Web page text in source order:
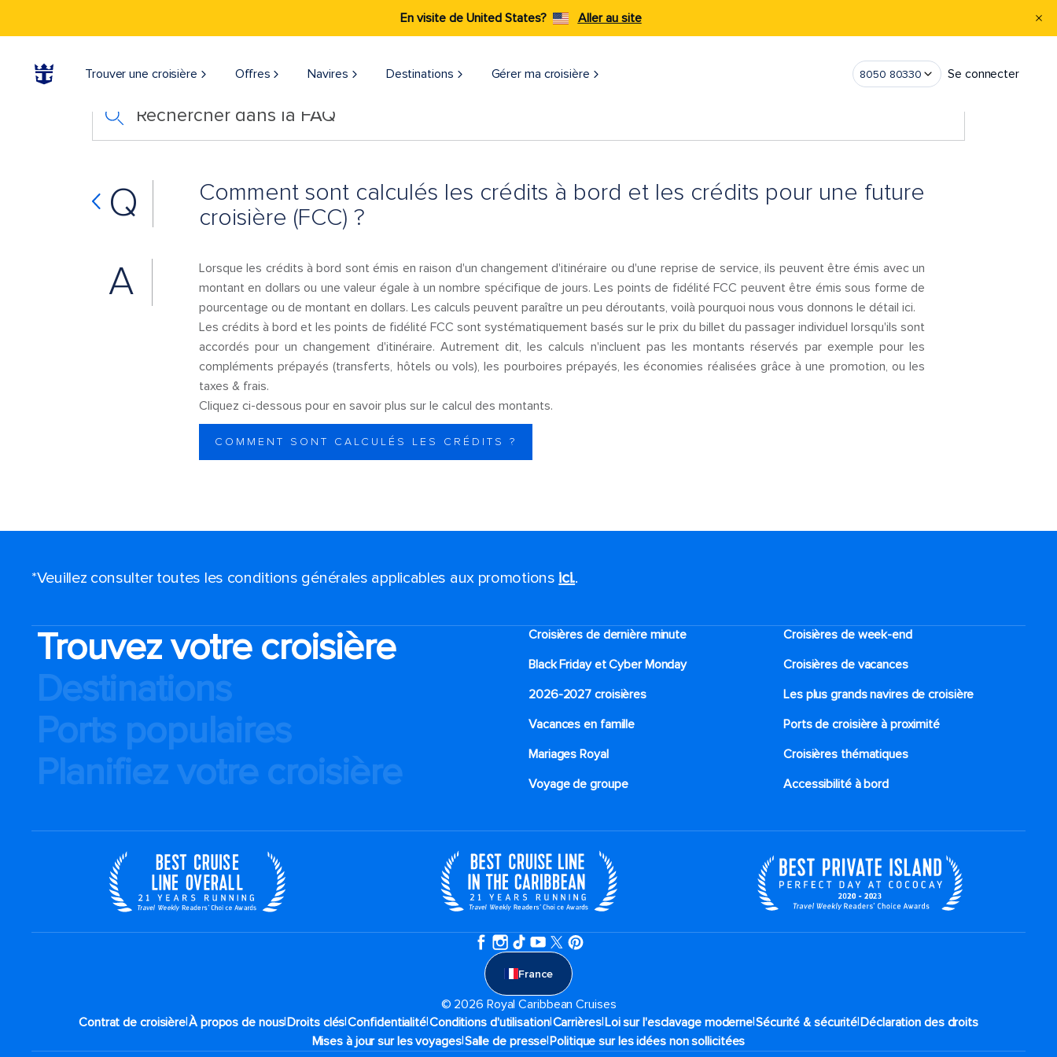
En visite de United States? Aller au site
Trouver une croisière Offres Navires Destinations Gérer ma croisière 8050 80330 Se connecter
Rechercher dans la FAQ
Q
Comment sont calculés les crédits à bord et les crédits pour une future
croisière (FCC) ?
A
Lorsque les crédits à bord sont émis en raison d'un changement d'itinéraire ou d'une reprise de service, ils peuvent être émis avec un
montant en dollars ou une valeur égale à un nombre spécifique de jours. Les points de fidélité FCC peuvent être émis sous forme de
pourcentage ou de montant en dollars. Les calculs peuvent paraître un peu déroutants, voilà pourquoi nous vous donnons le détail ici.
Les crédits à bord et les points de fidélité FCC sont systématiquement basés sur le prix du billet du passager individuel lorsqu'ils sont
accordés pour un changement d'itinéraire. Autrement dit, les calculs n'incluent pas les montants réservés par exemple pour les
compléments prépayés (transferts, hôtels ou vols), les pourboires prépayés, les économies réalisées grâce à une promotion, ou les
taxes & frais.
Cliquez ci-dessous pour en savoir plus sur le calcul des montants.
COMMENT SONT CALCULÉS LES CRÉDITS ?
*Veuillez consulter toutes les conditions générales applicables aux promotions ici..
Trouvez votre croisière
Destinations
Ports populaires
Planifiez votre croisière
Croisières de dernière minute
Croisières de week-end
Black Friday et Cyber Monday
Croisières de vacances
2026-2027 croisières
Les plus grands navires de croisière
Vacances en famille
Ports de croisière à proximité
Mariages Royal
Croisières thématiques
Voyage de groupe​
Accessibilité à bord​
France
© 2026 Royal Caribbean Cruises
Contrat de croisière|À propos de nous|Droits clés|Confidentialité|Conditions d'utilisation|Carrières|Loi sur l'esclavage moderne|Sécurité & sécurité|Déclaration des droits
Mises à jour sur les voyages|Salle de presse|Politique sur les idées non sollicitées